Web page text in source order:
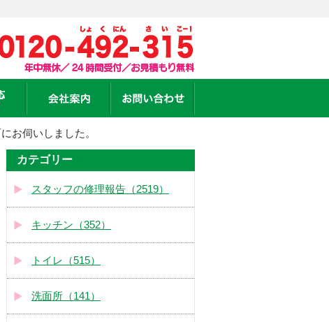
お伺いしました。
カテゴリー
スタッフの修理報告（2519）
キッチン（352）
トイレ（515）
洗面所（141）